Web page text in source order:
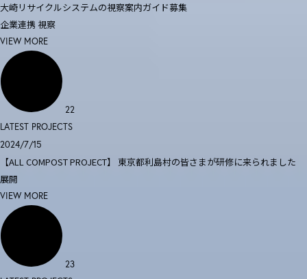
大崎リサイクルシステムの視察案内ガイド募集
企業連携 視察
VIEW MORE
22
LATEST PROJECTS
2024/7/15
【ALL COMPOST PROJECT】 東京都利島村の皆さまが研修に来られました
展開
VIEW MORE
23